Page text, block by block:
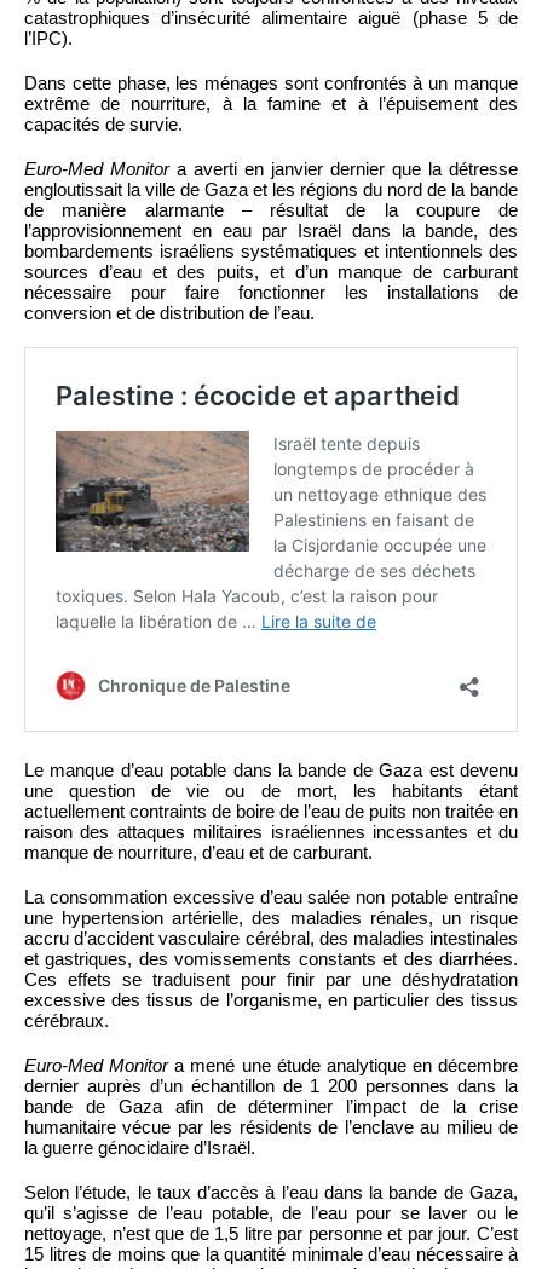
catastrophiques d’insécurité alimentaire aiguë (phase 5 de
l’IPC).
Dans cette phase, les ménages sont confrontés à un manque
extrême de nourriture, à la famine et à l’épuisement des
capacités de survie.
Euro-Med Monitora averti en janvier dernier que la détresse
engloutissait la ville de Gaza et les régions du nord de la bande
de manière alarmante – résultat de la coupure de
l’approvisionnement en eau par Israël dans la bande, des
bombardements israéliens systématiques et intentionnels des
sources d’eau et des puits, et d’un manque de carburant
nécessaire pour faire fonctionner les installations de
conversion et de distribution de l’eau.
Le manque d’eau potable dans la bande de Gaza est devenu
une question de vie ou de mort, les habitants étant
actuellement contraints de boire de l’eau de puits non traitée en
raison des attaques militaires israéliennes incessantes et du
manque de nourriture, d’eau et de carburant.
La consommation excessive d’eau salée non potable entraîne
une hypertension artérielle, des maladies rénales, un risque
accru d’accident vasculaire cérébral, des maladies intestinales
et gastriques, des vomissements constants et des diarrhées.
Ces effets se traduisent pour finir par une déshydratation
excessive des tissus de l’organisme, en particulier des tissus
cérébraux.
Euro-Med Monitora mené une étude analytique en décembre
dernier auprès d’un échantillon de 1 200 personnes dans la
bande de Gaza afin de déterminer l’impact de la crise
humanitaire vécue par les résidents de l’enclave au milieu de
la guerre génocidaire d’Israël.
Selon l’étude, le taux d’accès à l’eau dans la bande de Gaza,
qu’il s’agisse de l’eau potable, de l’eau pour se laver ou le
nettoyage, n’est que de 1,5 litre par personne et par jour. C’est
15 litres de moins que la quantité minimale d’eau nécessaire à